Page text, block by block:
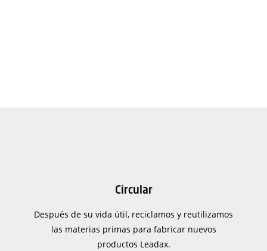
Circular
Después de su vida útil, reciclamos y reutilizamos
las materias primas para fabricar nuevos
productos Leadax.